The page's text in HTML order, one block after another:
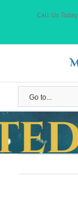
Call Us
Go to...